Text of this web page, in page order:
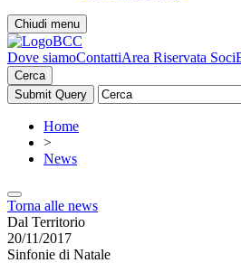
Chiudi menu
Dove siamoContattiArea Riservata Soci
Cerca
Home
>
News
Torna alle news
Dal Territorio
20/11/2017
Sinfonie di Natale